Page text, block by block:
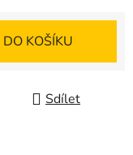
DO KOŠÍKU
Sdílet